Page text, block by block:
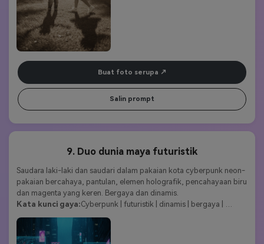
Buat foto serupa
Salin prompt
9. Duo dunia maya futuristik
Saudara laki-laki dan saudari dalam pakaian kota cyberpunk neon-
pakaian bercahaya, pantulan, elemen holografik, pencahayaan biru
dan magenta yang keren. Bergaya dan dinamis.
Kata kunci gaya:Cyberpunk | futuristik | dinamis | bergaya |
tekno-art